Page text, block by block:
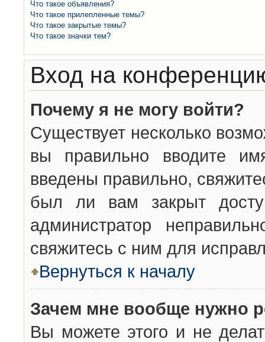
Что такое объявления?
Что такое прилепленные темы?
Что такое закрытые темы?
Что такое значки тем?
Вход на
Почему я не могу войти?
Существует несколько
вы правильно вводите
введены правильно,
был ли вам закрыт
администратор
свяжитесь с ним для
Вернуться к началу
Зачем мне вообще нужно
Вы можете этого и не